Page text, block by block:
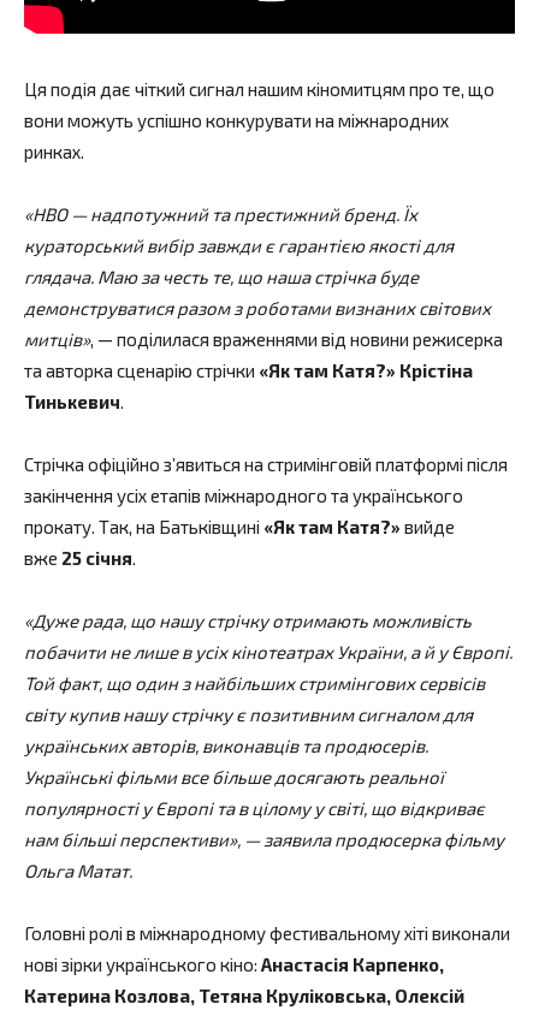
Ця подія дає чіткий сигнал нашим кіномитцям про те, що
вони можуть успішно конкурувати на міжнародних
ринках.
«HBO —надпотужний та престижний бренд. Їх
кураторський вибір завжди є гарантією якості для
глядача. Маю за честь те, що наша стрічка буде
демонструватися разом з роботами визнаних світових
митців», — поділилася враженнями від новини режисерка
та авторка сценарію стрічки «Як там Катя?» Крістіна
Тинькевич
Стрічка офіційно з’явиться на стримінговій платформі після
закінчення усіх етапів міжнародного та українського
прокату. Так, на Батьківщині «Як там Катя?» вийде
вже 25 січня
«Дуже рада, що нашу стрічку отримають можливість
побачити не лише в усіх кінотеатрах України, а й у Європі.
Той факт, що один з найбільших стримінгових сервісів
світу купив нашу стрічку є позитивним сигналом для
українських авторів, виконавців та продюсерів.
Українські фільми все більше досягають реальної
популярності у Європі та в цілому у світі, що відкриває
нам більші перспективи», — заявила продюсерка фільму
Ольга Матат.
Головні ролі в міжнародному фестивальному хіті виконали
нові зірки українського кіно: Анастасія Карпенко,
Катерина Козлова, Тетяна Круліковська, Олексій